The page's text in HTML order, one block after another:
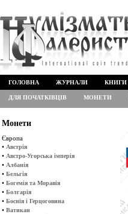
ГОЛОВНА ЖУРНАЛИ КНИГИ
ДЛЯ ПОЧАТКІВЦІВ МОНЕТИ
Монети
Європа
• Австрія
• Австро-Угорська імперія
• Албанія
• Бельгія
• Богемія та Моравія
• Болгарія
• Боснія і Герцоговина
• Ватикан